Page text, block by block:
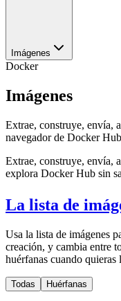
Imágenes
Docker
Imágenes
Extrae, construye, envía,
navegador de Docker
Extrae, construye, envía,
explora Docker Hub sin
La lista de
Usa la lista de imágenes
creación, y cambia entre
huérfanas cuando quieras
Todas Huérfanas